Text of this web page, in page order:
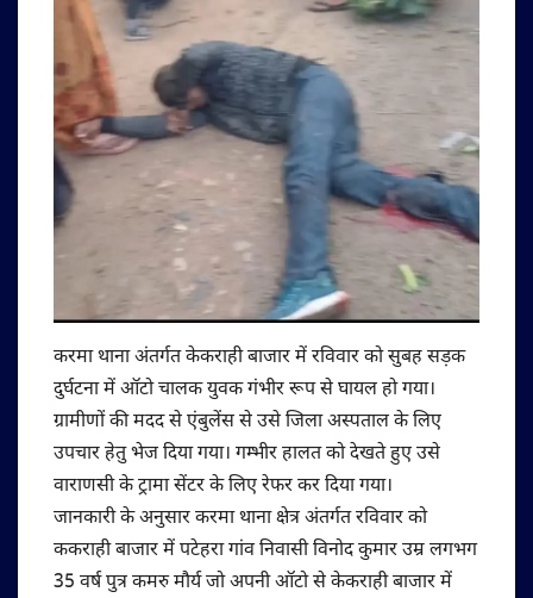
करमा थाना अंतर्गत केकराही बाजार में रविवार को सुबह सड़क
दुर्घटना में ऑटो चालक युवक गंभीर रूप से घायल हो गया।
ग्रामीणों की मदद से एंबुलेंस से उसे जिला अस्पताल के लिए
उपचार हेतु भेज दिया गया। गम्भीर हालत को देखते हुए उसे
वाराणसी के ट्रामा सेंटर के लिए रेफर कर दिया गया।
जानकारी के अनुसार करमा थाना क्षेत्र अंतर्गत रविवार को
ककराही बाजार में पटेहरा गांव निवासी विनोद कुमार उम्र लगभग
35 वर्ष पुत्र कमरु मौर्य जो अपनी ऑटो से केकराही बाजार में